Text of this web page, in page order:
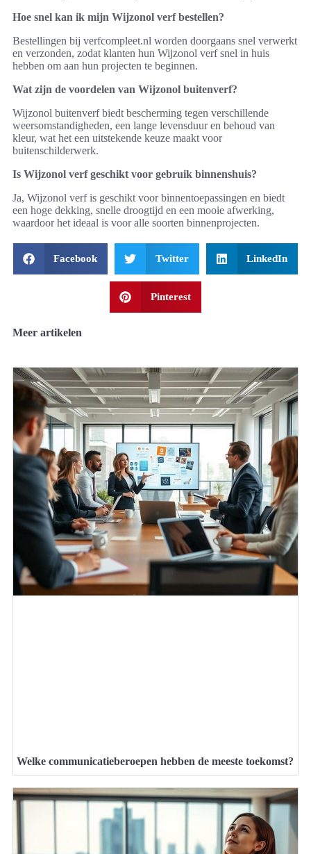
Hoe snel kan ik mijn Wijzonol verf bestellen?
Bestellingen bij verfcompleet.nl worden doorgaans snel verwerkt
en verzonden, zodat klanten hun Wijzonol verf snel in huis
hebben om aan hun projecten te beginnen.
Wat zijn de voordelen van Wijzonol buitenverf?
Wijzonol buitenverf biedt bescherming tegen verschillende
weersomstandigheden, een lange levensduur en behoud van
kleur, wat het een uitstekende keuze maakt voor
buitenschilderwerk.
Is Wijzonol verf geschikt voor gebruik binnenshuis?
Ja, Wijzonol verf is geschikt voor binnentoepassingen en biedt
een hoge dekking, snelle droogtijd en een mooie afwerking,
waardoor het ideaal is voor alle soorten binnenprojecten.
Facebook Twitter LinkedIn
Pinterest
Meer artikelen
Welke communicatieberoepen hebben de meeste toekomst?